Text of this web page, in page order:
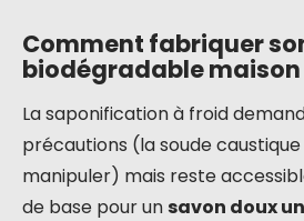
Comment fabriquer
biodégradable maison
La saponification à froid
précautions (la soude
manipuler) mais reste
de base pour un savon doux